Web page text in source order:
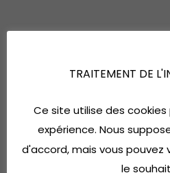
TRAITEMENT DE
Ce site utilise des
expérience. Nous
d'accord, mais vous pouvez
le